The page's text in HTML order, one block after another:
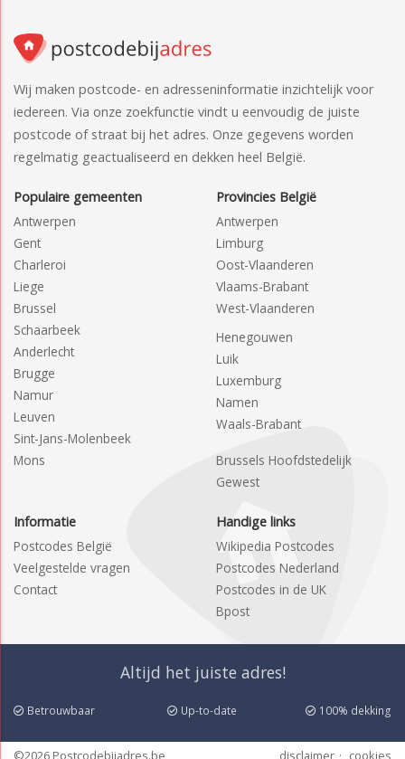
Wij maken postcode- en adresseninformatie inzichtelijk voor
iedereen. Via onze zoekfunctie vindt u eenvoudig de juiste
postcode of straat bij het adres. Onze gegevens worden
regelmatig geactualiseerd en dekken heel België.
Populaire gemeenten
Antwerpen
Gent
Charleroi
Liege
Brussel
Schaarbeek
Anderlecht
Brugge
Namur
Leuven
Sint-Jans-Molenbeek
Mons
Provincies België
Antwerpen
Limburg
Oost-Vlaanderen
Vlaams-Brabant
West-Vlaanderen
Henegouwen
Luik
Luxemburg
Namen
Waals-Brabant
Brussels Hoofdstedelijk
Gewest
Informatie
Postcodes België
Veelgestelde vragen
Contact
Handige links
Wikipedia Postcodes
Postcodes Nederland
Postcodes in de UK
Bpost
Altijd het juiste adres!
Betrouwbaar Up-to-date 100% dekking
©2026 Postcodebijadres.be disclaimer cookies